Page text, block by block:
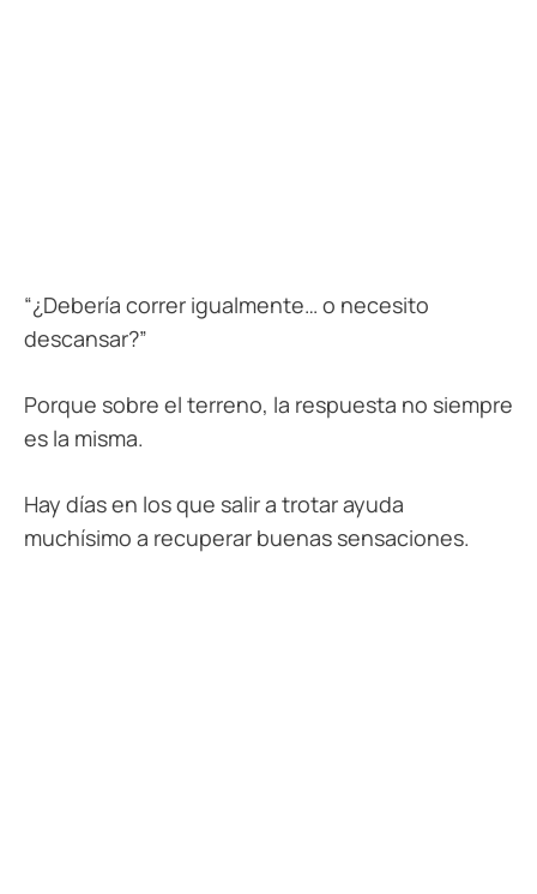
“¿Debería correr igualmente… o necesito
descansar?”
Porque sobre el terreno, la respuesta no siempre
es la misma.
Hay días en los que salir a trotar ayuda
muchísimo a recuperar buenas sensaciones.